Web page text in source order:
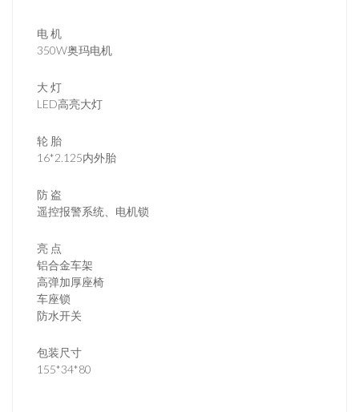
电 机
350W奥玛电机
大 灯
LED高亮大灯
轮 胎
16*2.125内外胎
防 盗
遥控报警系统、电机锁
亮 点
铝合金车架
高弹加厚座椅
车座锁
防水开关
包装尺寸
155*34*80